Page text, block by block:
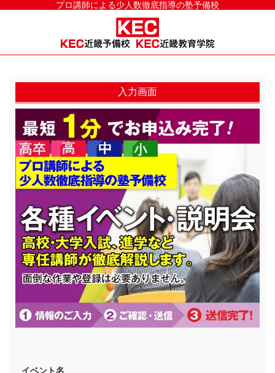
プロ講師による少人数徹底指導の塾予備校
入力画面
イベント名